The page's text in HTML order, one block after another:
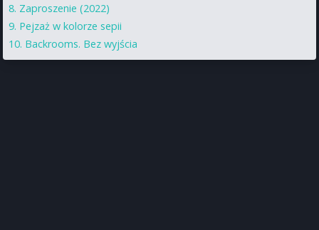
Zaproszenie (2022)
Pejzaż w kolorze sepii
Backrooms. Bez wyjścia